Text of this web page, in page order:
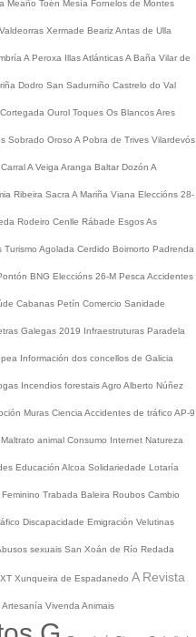
Meaño Toén Mesía Fornelos de Montes
Xermade BearizAntas de Ulla
A Peroxa Illas AtlánticasA Baña Vilar de
Dodro San Sadurniño Castrelo do Val
Cortegada Ourol Toques Os BlancosAres
Sobrado Oroso A Pobra de Trives Vilardevós
CarralA Veiga Aranga Baltar Dozón A
Ribeira Sacra A Mariña Viana Eleccións 28-
Rodeiro Cenlle Rábade EsgosAs
Turismo Agolada Cerdido Boimorto Padrenda
BNG Eleccións 26-M Pesca Accidentes
Cabanas Petín Comercio Sanidade
Galegas 2019 Infraestruturas Paradela
Información dos concellos de Galicia
Incendios forestaisAgro Alberto Núñez
Muras Ciencia Accidentes de tráfico AP-9
Maltrato animal Consumo Internet Natureza
Educación Alcoa Solidariedade Lotaría
Feminino Trabada Baleira Roubos Cambio
Discapacidade Emigración Velutinas
sexuais San Xoán de Río Redada
Xunqueira de Espadanedo A Revista
Artesanía Vivenda Animais